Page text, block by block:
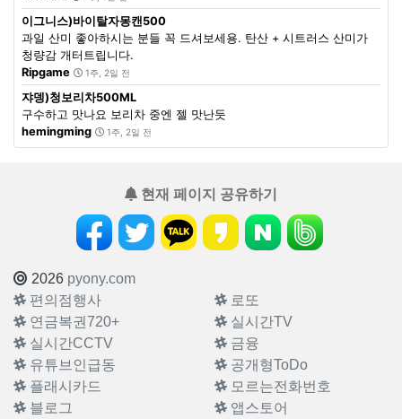
이그니스)바이탈자몽캔500
과일 산미 좋아하시는 분들 꼭 드셔보세용. 탄산 + 시트러스 산미가
청량감 개터트립니다.
Ripgame
1주, 2일 전
쟈뎅)청보리차500ML
구수하고 맛나요 보리차 중엔 젤 맛난듯
hemingming
1주, 2일 전
현재 페이지 공유하기
2026 pyony.com
편의점행사
로또
연금복권720+
실시간TV
실시간CCTV
금융
유튜브인급동
공개형ToDo
플래시카드
모르는전화번호
블로그
앱스토어